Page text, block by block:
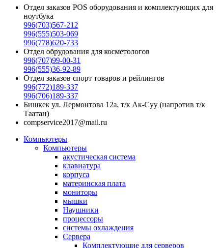
Отдел заказов POS оборудования и комплектующих для
ноутбука
996(703)567-212
996(555)503-069
996(778)620-733
Отдел обрудования для косметологов
996(707)99-00-31
996(555)36-92-89
Отдел заказов спорт товаров и рейлингов
996(772)189-337
996(706)189-337
Бишкек ул. Лермонтова 12а, т/к Ак-Суу (напротив т/к
Таатан)
compservice2017@mail.ru
Компьютеры
Компьютеры
акустическая система
клавиатура
корпуса
материнская плата
мониторы
мышки
Наушники
процессоры
системы охлаждения
Сервера
Комплектующие для серверов